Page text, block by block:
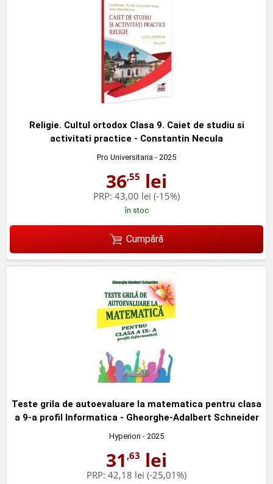
Religie. Cultul ortodox Clasa 9. Caiet de studiu si
activitati practice - Constantin Necula
Pro Universitaria - 2025
36,55 lei
PRP: 43,00 lei (-15%)
în stoc
Cumpără
Teste grila de autoevaluare la matematica pentru clasa
a 9-a profil Informatica - Gheorghe-Adalbert Schneider
Hyperion - 2025
31 ,63 lei
PRP: 42,18 lei (-25,01%)